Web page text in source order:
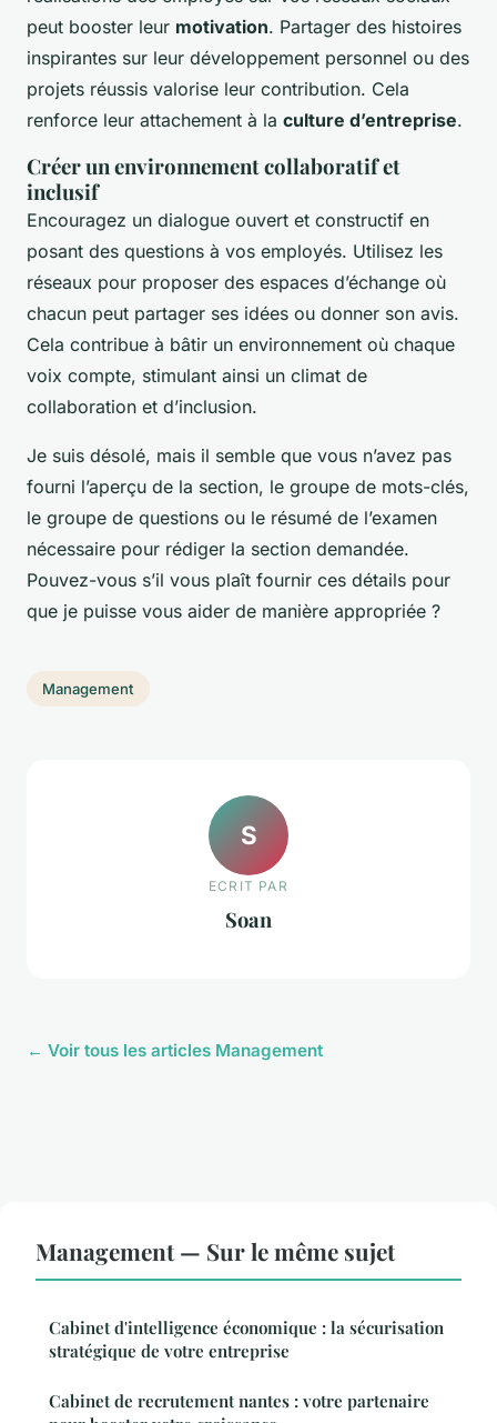
peut booster leur motivation. Partager des histoires
inspirantes sur leur développement personnel ou des
projets réussis valorise leur contribution. Cela
renforce leur attachement à la culture d’entreprise.
Créer un environnement collaboratif et
inclusif
Encouragez un dialogue ouvert et constructif en
posant des questions à vos employés. Utilisez les
réseaux pour proposer des espaces d’échange où
chacun peut partager ses idées ou donner son avis.
Cela contribue à bâtir un environnement où chaque
voix compte, stimulant ainsi un climat de
collaboration et d’inclusion.
Je suis désolé, mais il semble que vous n’avez pas
fourni l’aperçu de la section, le groupe de mots-clés,
le groupe de questions ou le résumé de l’examen
nécessaire pour rédiger la section demandée.
Pouvez-vous s’il vous plaît fournir ces détails pour
que je puisse vous aider de manière appropriée ?
Management
S
ECRIT PAR
Soan
← Voir tous les articles Management
Management — Sur le même sujet
Cabinet d'intelligence économique : la sécurisation
stratégique de votre entreprise
Cabinet de recrutement nantes : votre partenaire